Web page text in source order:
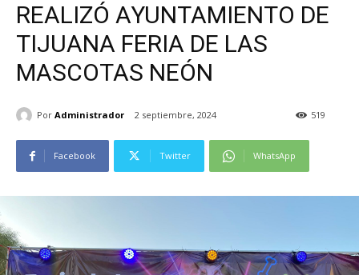
REALIZÓ AYUNTAMIENTO DE
TIJUANA FERIA DE LAS
MASCOTAS NEÓN
Por Administrador 2 septiembre, 2024 519
Facebook Twitter WhatsApp